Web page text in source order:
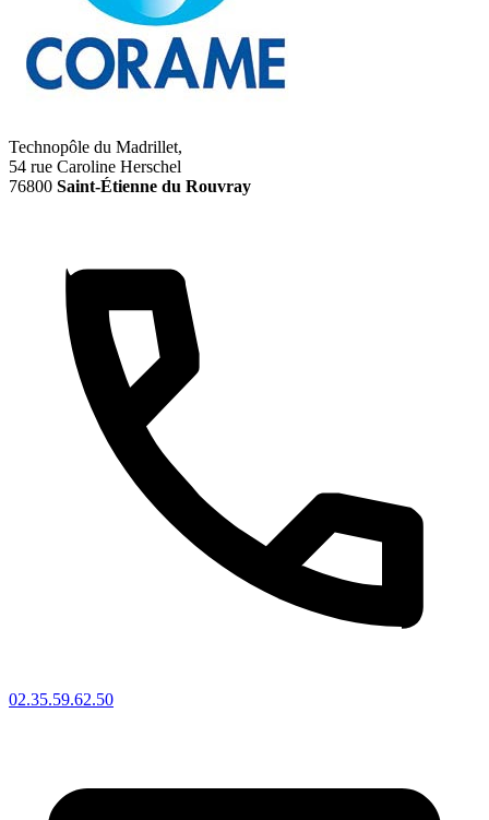
Technopôle du Madrillet,
54 rue Caroline Herschel
76800 Saint-Étienne du Rouvray
02.35.59.62.50